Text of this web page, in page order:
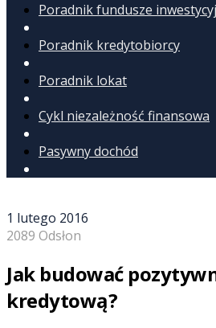
Poradnik fundusze
Poradnik kredytobiorcy
Poradnik lokat
Cykl niezależność finansowa
Pasywny dochód
1 lutego 2016
2089 Odsłon
Jak budować
kredytową?